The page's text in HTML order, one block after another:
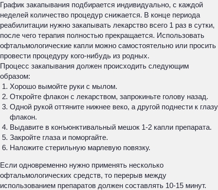
График закапывания подбирается индивидуально, с каждой
неделей количество процедур снижается. В конце периода
реабилитации нужно закапывать лекарство всего 1 раз в сутки,
после чего терапия полностью прекращается. Использовать
офтальмологические капли можно самостоятельно или просить
провести процедуру кого-нибудь из родных.
Процесс закапывания должен происходить следующим
образом:
Хорошо вымойте руки с мылом.
Откройте флакон с лекарством, запрокиньте голову назад.
Одной рукой оттяните нижнее веко, а другой поднести к глазу
флакон.
Выдавите в конъюнктивальный мешок 1-2 капли препарата.
Закройте глаза и поморгайте.
Наложите стерильную марлевую повязку.
Если одновременно нужно применять несколько
офтальмологических средств, то перерыв между
использованием препаратов должен составлять 10-15 минут.